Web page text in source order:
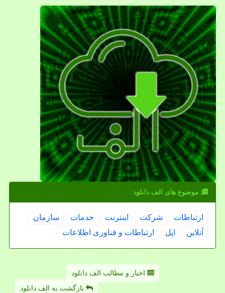
موضوع های الف دانلود
ارتباطات شركت اینترنت خدمات
سازمان
آنلاین
اپل ارتباطات و فناوری اطلاعات
اخبار و مطالب الف دانلود
بازگشت به الف دانلود